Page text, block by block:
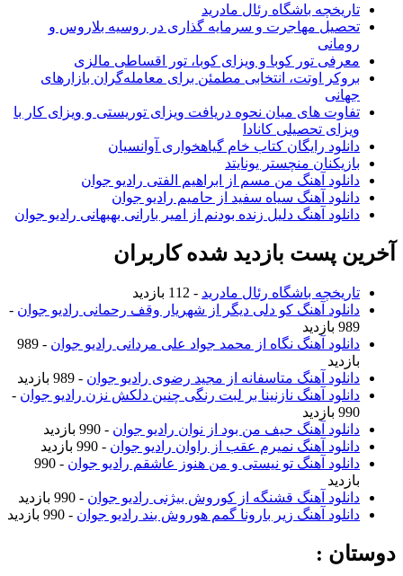
تاریخچه باشگاه رئال مادرید
تحصیل مهاجرت و سرمایه گذاری در روسیه بلاروس و
رومانی
معرفی تور کوبا و ویزای کوبا، تور اقساطی مالزی
بروکر اوتت، انتخابی مطمئن برای معامله‌گران بازارهای
جهانی
تفاوت های میان نحوه دریافت ویزای توریستی و ویزای کار با
ویزای تحصیلی کانادا
دانلود رایگان کتاب خام گیاهخواری آوانسیان
بازیکنان منچستر یونایتد
دانلود آهنگ من مسم از ابراهیم الفتی رادیو جوان
دانلود آهنگ سیاه سفید از حامیم رادیو جوان
دانلود آهنگ دلیل زنده بودنم از امیر بارانی بهبهانی رادیو جوان
آخرین پست بازدید شده کاربران
تاریخچه باشگاه رئال مادرید - 112 بازدید
دانلود آهنگ کو دلی دیگر از شهریار وقف رحمانی رادیو جوان -
989 بازدید
دانلود آهنگ نگاه از محمد جواد علی مردانی رادیو جوان
- 989
بازدید
دانلود آهنگ متاسفانه از مجید رضوی رادیو جوان - 989 بازدید
دانلود آهنگ نازنینا بر لبت رنگی چنین دلکش نزن رادیو جوان -
990 بازدید
دانلود آهنگ حیف من بود از نوان رادیو جوان - 990 بازدید
دانلود آهنگ نمیرم عقب از راوان رادیو جوان - 990 بازدید
دانلود آهنگ تو نیستی و من هنوز عاشقم رادیو جوان
- 990
بازدید
دانلود آهنگ قشنگه از کوروش بیژنی رادیو جوان - 990 بازدید
دانلود آهنگ زیر بارونا گمم هوروش بند رادیو جوان - 990 بازدید
دوستان :